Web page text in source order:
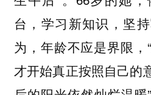
台，学习新知识，坚
为，年龄不应是界限
才开始真正按照自己的